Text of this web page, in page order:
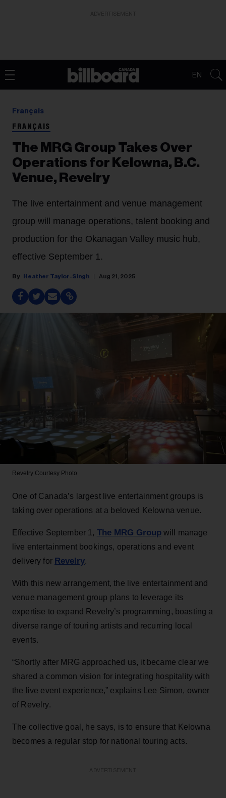
EN
Français
FRANÇAIS
The MRG Group Takes Over
Operations for Kelowna, B.C.
Venue, Revelry
The live entertainment and venue management
group will manage operations, talent booking and
production for the Okanagan Valley music hub,
effective September 1.
Heather Taylor-Singh Aug 21, 2025
Revelry Courtesy Photo
One of Canada’s largest live entertainment groups is
taking over operations at a beloved Kelowna venue.
Effective September 1, The MRG Groupwill manage
live entertainment bookings, operations and event
delivery for Revelry.
With this new arrangement, the live entertainment and
venue management group plans to leverage its
expertise to expand Revelry’s programming, boasting a
diverse range of touring artists and recurring local
events.
“Shortly after MRG approached us, it became clear we
shared a common vision for integrating hospitality with
the live event experience,” explains Lee Simon, owner
of Revelry.
The collective goal, he says, is to ensure that Kelowna
becomes a regular stop for national touring acts.